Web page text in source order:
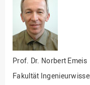
Fakultät
und Informatik
Fakultät Management,
Kultur und Technik
Sozialwissenschaften
Prof. Dr. Norbert Emeis
Fakultät